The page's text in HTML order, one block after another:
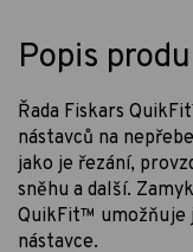
Popis
Řada Fiskars
nástavců na
jako je řezání,
sněhu a další.
QuikFit™ umožňuje
nástavce.